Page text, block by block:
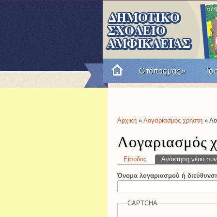
Ο τόπος μας» Το
Είστε εδώ
Αρχική » Λογαριασμός χρήστη »
Λογαριασμός
Πρωτεύουσες
Είσοδος Ανάκτηση νέου
Όνομα λογαριασμού ή
CAPTCHA